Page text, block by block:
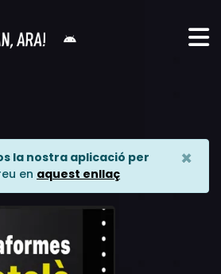
la nostra aplicació per
en aquest enllaç
×